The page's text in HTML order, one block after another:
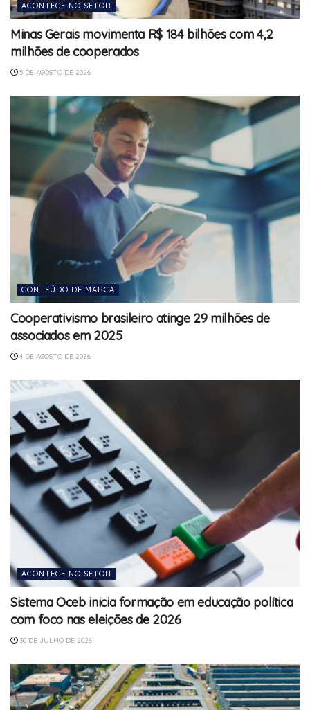
ACONTECE NO SETOR
Minas Gerais movimenta R$ 184 bilhões com 4,2
milhões de cooperados
5 DE AGOSTO DE 2026
CONTEÚDO DE MARCA
Cooperativismo brasileiro atinge 29 milhões de
associados em 2025
4 DE AGOSTO DE 2026
ACONTECE NO SETOR
Sistema Oceb inicia formação em educação política
com foco nas eleições de 2026
30 DE JULHO DE 2026